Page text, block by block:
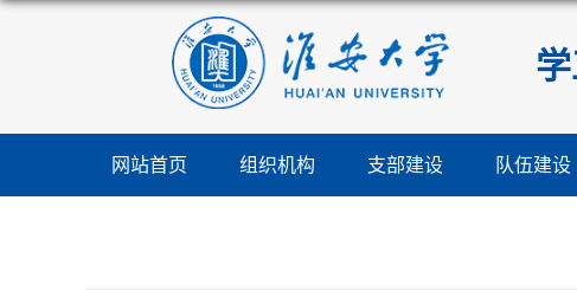
网站首页 组织机构 支部建设 队伍建设